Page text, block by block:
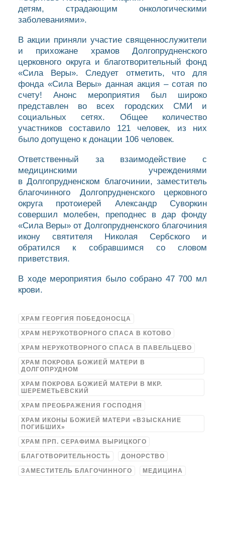
детям, страдающим онкологическими
заболеваниями».
В акции приняли участие священнослужители
и прихожане храмов Долгопрудненского
церковного округа и благотворительный фонд
«Сила Веры». Следует отметить, что для
фонда «Сила Веры» данная акция – сотая по
счету! Анонс мероприятия был широко
представлен во всех городских СМИ и
социальных сетях. Общее количество
участников составило 121 человек, из них
было допущено к донации 106 человек.
Ответственный за взаимодействие с
медицинскими учреждениями
в Долгопрудненском благочинии, заместитель
благочинного Долгопрудненского церковного
округа протоиерей Александр Суворкин
совершил молебен, преподнес в дар фонду
«Сила Веры» от Долгопрудненского благочиния
икону святителя Николая Сербского и
обратился к собравшимся со словом
приветствия.
В ходе мероприятия было собрано 47 700 мл
крови.
ХРАМ ГЕОРГИЯ ПОБЕДОНОСЦА
ХРАМ НЕРУКОТВОРНОГО СПАСА В КОТОВО
ХРАМ НЕРУКОТВОРНОГО СПАСА В ПАВЕЛЬЦЕВО
ХРАМ ПОКРОВА БОЖИЕЙ МАТЕРИ В
ДОЛГОПРУДНОМ
ХРАМ ПОКРОВА БОЖИЕЙ МАТЕРИ В МКР.
ШЕРЕМЕТЬЕВСКИЙ
ХРАМ ПРЕОБРАЖЕНИЯ ГОСПОДНЯ
ХРАМ ИКОНЫ БОЖИЕЙ МАТЕРИ «ВЗЫСКАНИЕ
ПОГИБШИХ»
ХРАМ ПРП. СЕРАФИМА ВЫРИЦКОГО
БЛАГОТВОРИТЕЛЬНОСТЬ ДОНОРСТВО
ЗАМЕСТИТЕЛЬ БЛАГОЧИННОГО МЕДИЦИНА